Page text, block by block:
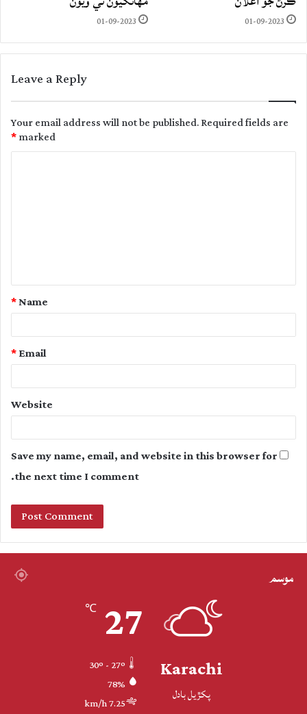
01-09-2023
01-09-2023
Leave a Reply
Your email address will not be published.Required fields are
marked
*
t
Name
*
Email
*
Website
Save my name, email, and website in this browser for
the next time I comment.
موسم
Karachi
پکڙيل بادل
27
℃
78%
7.25 km/h